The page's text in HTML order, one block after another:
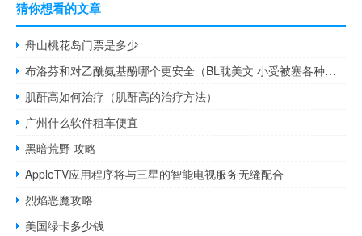
猜你想看的文章
舟山桃花岛门票是多少
布洛芬和对乙酰氨基酚哪个更安全（BL耽美文 小受被塞各种东西 小攻爱吃醋）
肌酐高如何治疗（肌酐高的治疗方法）
广州什么软件租车便宜
黑暗荒野 攻略
AppleTV应用程序将与三星的智能电视服务无缝配合
烈焰恶魔攻略
美国绿卡多少钱